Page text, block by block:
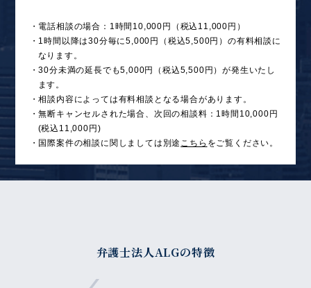
・電話相談の場合：1時間10,000円（税込11,000円）
・1時間以降は30分毎に5,000円（税込5,500円）の有料相談に
なります。
・30分未満の延長でも5,000円（税込5,500円）が発生いたし
ます。
・相談内容によっては有料相談となる場合があります。
・無断キャンセルされた場合、次回の相談料：1時間10,000円
(税込11,000円)
・国際案件の相談に関しましては別途 こちら をご覧ください。